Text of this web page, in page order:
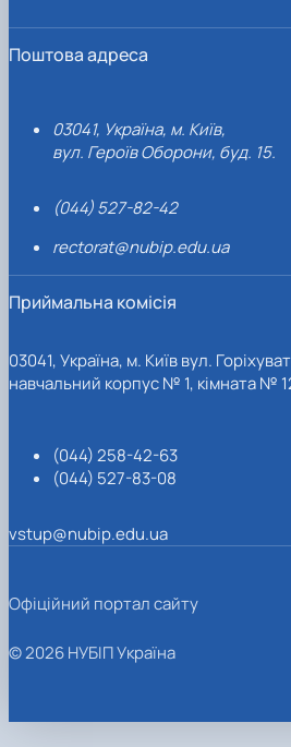
Поштова адреса
03041, Україна, м. Київ,
вул. Героїв Оборони, буд. 15.
(044) 527-82-42
rectorat@nubip.edu.ua
Приймальна комісія
03041, Україна, м. Київ вул.
навчальний корпус № 1, кімната №
(044) 258-42-63
(044) 527-83-08
vstup@nubip.edu.ua
Офіційний портал сайту
© 2026 НУБІП Україна